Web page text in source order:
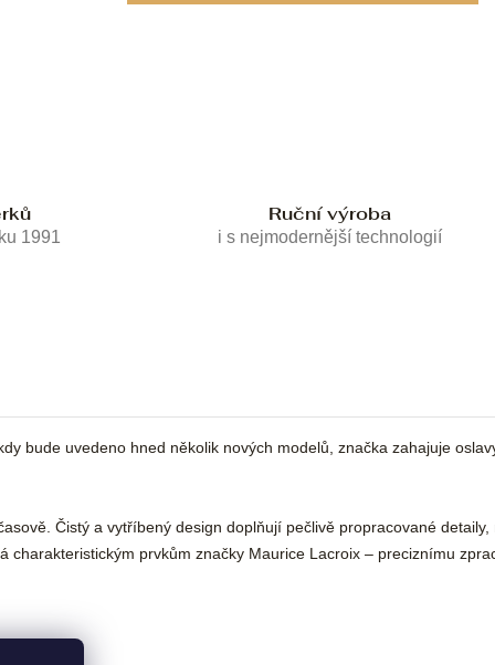
1991
Ruční výroba
i s nejmodernější technologií
bude uvedeno hned několik nových modelů, značka zahajuje
Čistý a vytříbený design doplňují pečlivě propracované
prvkům značky Maurice Lacroix – preciznímu